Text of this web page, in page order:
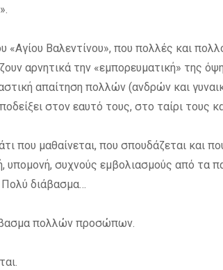
«Αγίου Βαλεντίνου», που πολλές και
αρνητικά την «εμπορευματική» της
απαίτηση πολλών (ανδρών και
στον εαυτό τους, στο ταίρι τους
που μαθαίνεται, που σπουδάζεται και
υπομονή, συχνούς εμβολιασμούς από τα
διάβασμα…
πολλών προσώπων.